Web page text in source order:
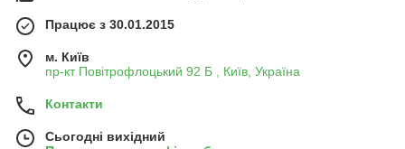
Працює з 30.01.2015
м. Київ
пр-кт Повітрофлоцький 92 Б , Київ, Україна
Контакти
Сьогодні вихідний